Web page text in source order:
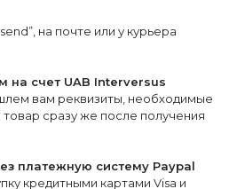
на почте или у курьера
на счет UAB Interversus
вам реквизиты, необходимые
сразу же после получения
платежную систему Paypal
кредитными картами Visa и